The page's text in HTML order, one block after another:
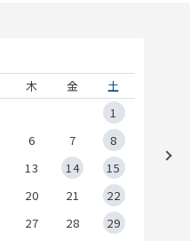
木 金
土
1
6 7
8
13 14
15
20 21
22
27 28
29